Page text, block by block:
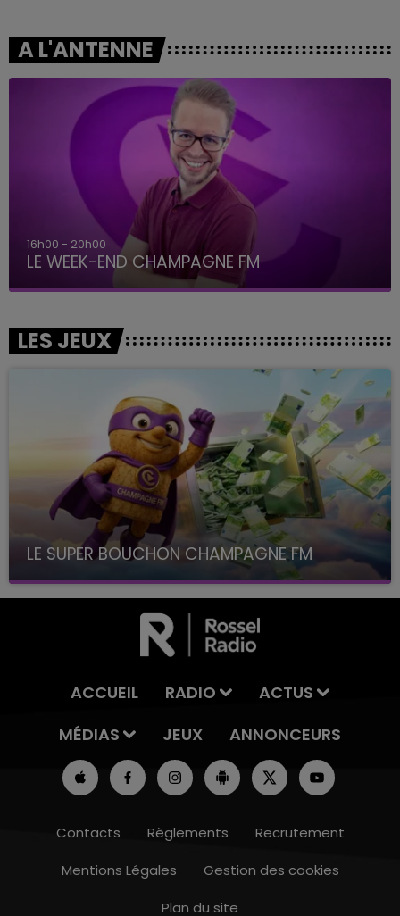
A L'ANTENNE
16h00 - 20h00
LE WEEK-END CHAMPAGNE FM
LES JEUX
LE SUPER BOUCHON CHAMPAGNE FM
avec La Famille Champagne FM, à 8H10
ACCUEIL RADIO
ACTUS
MÉDIAS
JEUX ANNONCEURS
Contacts Règlements
Recrutement
Mentions Légales
Gestion des cookies
Plan du site